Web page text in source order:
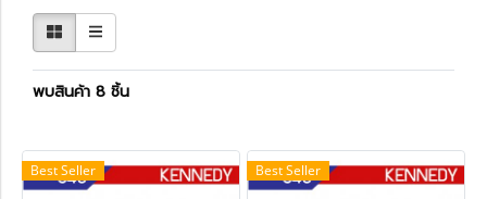
พบสินค้า 8 ชิ้น
Best Seller Best Seller